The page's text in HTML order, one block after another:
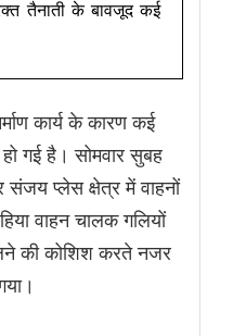
तैनाती के बावजूद कई
कार्य के कारण कई
गई है। सोमवार सुबह
संजय प्लेस क्षेत्र में वाहनों
वाहन चालक गलियों
की कोशिश करते नजर